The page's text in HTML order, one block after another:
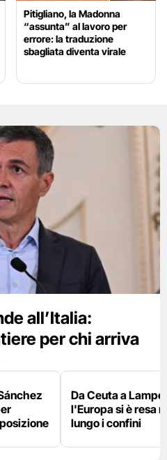
Pitigliano, la Madonna
“assunta” al lavoro per
errore: la traduzione
sbagliata diventa virale
all’Italia:
per chi arriva
Da Ceuta a
l'Europa si è resa
lungo i confini